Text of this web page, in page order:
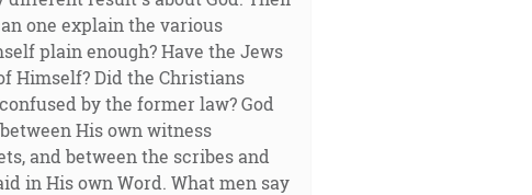
one explain the various
plain enough? Have the Jews
Himself? Did the Christians
by the former law? God
His own witness
and between the scribes and
in His own Word. What men say